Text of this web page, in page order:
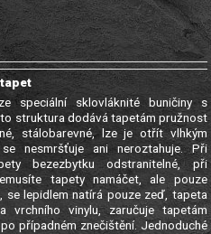
speciální sklovláknité buničiny s
struktura dodává tapetám pružnost
stálobarevné, lze je otřít vlhkým
nesmršťuje ani neroztahuje. Při
bezezbytku odstranitelné, při
tapety namáčet, ale pouze
se lepidlem natírá pouze zeď, tapeta
vrchního vinylu, zaručuje tapetám
případném znečištění. Jednoduché